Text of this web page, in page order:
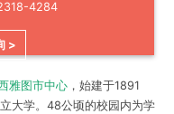
4284
>
雅图市中心，始建于1891
大学。48公顷的校园内为学